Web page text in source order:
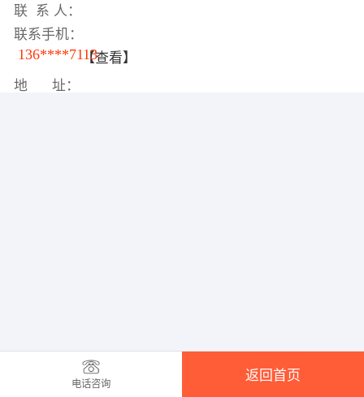
联 系 人：
联系手机：
136****7113【查看】
地 址：
电话咨询
返回首页